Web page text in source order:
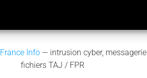
France Info — intrusion cyber,
fichiers TAJ / FPR